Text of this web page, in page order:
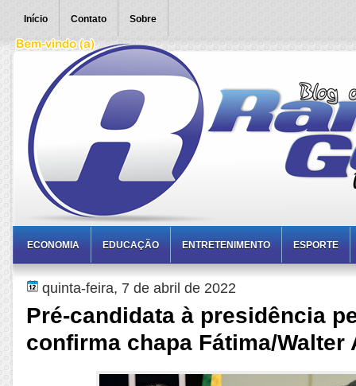
Início Contato Sobre
ECONOMIA EDUCAÇÃO ENTRETENIMENTO ESPORTE
quinta-feira, 7 de abril de 2022
Pré-candidata à presidência
confirma chapa Fátima/Walter